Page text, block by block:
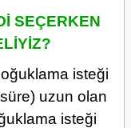
SEÇERKEN
isteği
uzun olan
isteği